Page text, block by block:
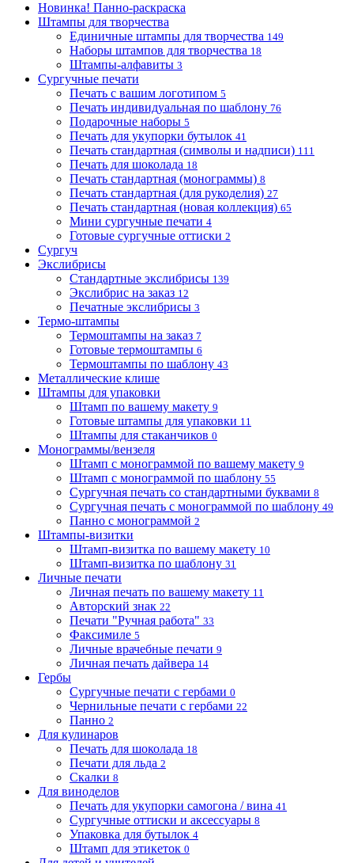
Новинка! Панно-раскраска
Штампы для творчества
Единичные штампы для творчества 149
Наборы штампов для творчества 18
Штампы-алфавиты 3
Сургучные печати
Печать с вашим логотипом 5
Печать индивидуальная по шаблону 76
Подарочные наборы 5
Печать для укупорки бутылок 41
Печать стандартная (символы и надписи) 111
Печать для шоколада 18
Печать стандартная (монограммы) 8
Печать стандартная (для рукоделия) 27
Печать стандартная (новая коллекция) 65
Мини сургучные печати 4
Готовые сургучные оттиски 2
Сургуч
Экслибрисы
Стандартные экслибрисы 139
Экслибрис на заказ 12
Печатные экслибрисы 3
Термо-штампы
Термоштампы на заказ 7
Готовые термоштампы 6
Термоштампы по шаблону 43
Металлические клише
Штампы для упаковки
Штамп по вашему макету 9
Готовые штампы для упаковки 11
Штампы для стаканчиков 0
Монограммы/вензеля
Штамп с монограммой по вашему макету 9
Штамп с монограммой по шаблону 55
Сургучная печать со стандартными буквами 8
Сургучная печать с монограммой по шаблону 49
Панно с монограммой 2
Штампы-визитки
Штамп-визитка по вашему макету 10
Штамп-визитка по шаблону 31
Личные печати
Личная печать по вашему макету 11
Авторский знак 22
Печати "Ручная работа" 33
Факсимиле 5
Личные врачебные печати 9
Личная печать дайвера 14
Гербы
Сургучные печати с гербами 0
Чернильные печати с гербами 22
Панно 2
Для кулинаров
Печать для шоколада 18
Печати для льда 2
Скалки 8
Для виноделов
Печать для укупорки самогона / вина 41
Сургучные оттиски и аксессуары 8
Упаковка для бутылок 4
Штамп для этикеток 0